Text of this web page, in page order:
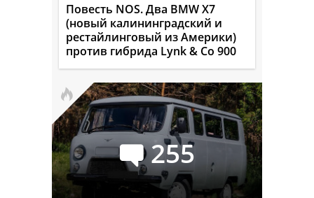
Повесть NOS. Два BMW X7
(новый калининградский и
рестайлинговый из Америки)
против гибрида Lynk & Co 900
255